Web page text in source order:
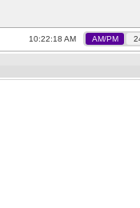
10:22:18 AM AM/PM